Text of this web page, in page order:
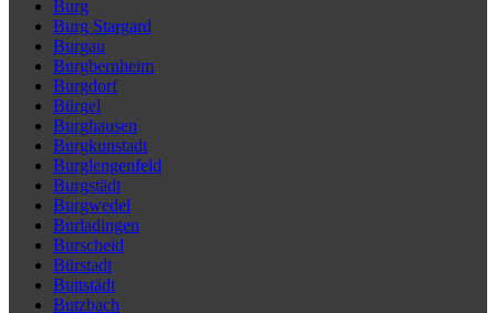
Burg
Burg Stargard
Burgau
Burgbernheim
Burgdorf
Bürgel
Burghausen
Burgkunstadt
Burglengenfeld
Burgstädt
Burgwedel
Burladingen
Burscheid
Bürstadt
Buttstädt
Butzbach